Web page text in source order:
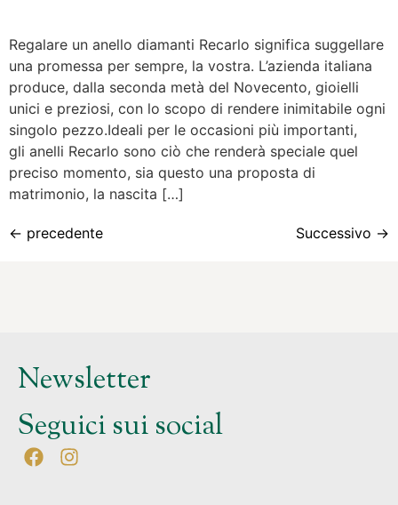
Regalare un anello diamanti Recarlo significa suggellare
una promessa per sempre, la vostra. L’azienda italiana
produce, dalla seconda metà del Novecento, gioielli
unici e preziosi, con lo scopo di rendere inimitabile ogni
singolo pezzo.Ideali per le occasioni più importanti,
gli anelli Recarlo sono ciò che renderà speciale quel
preciso momento, sia questo una proposta di
matrimonio, la nascita […]
← precedente Successivo →
Newsletter
Seguici sui social